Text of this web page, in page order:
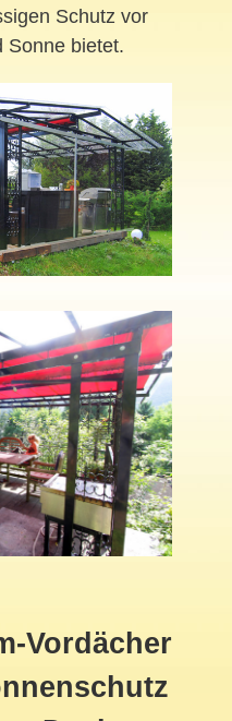
Schutz vor
Sonne bietet.
Vordächer